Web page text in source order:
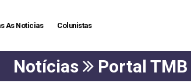
As Noticias Colunistas
Notícias Portal TMB